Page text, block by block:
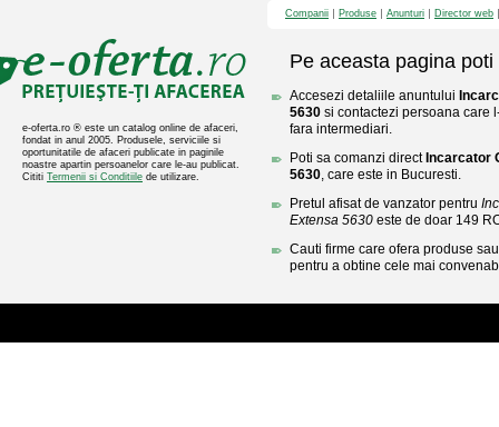
e-oferta.ro ® este un catalog online de afaceri,
fondat in anul 2005. Produsele, serviciile si
oportunitatile de afaceri publicate in paginile
noastre apartin persoanelor care le-au publicat.
Cititi Termenii si Conditiile de utilizare.
Companii Produse Anunturi Director web
Pe aceasta pagina poti
Accesezi detaliile anuntului
5630 si contactezi persoana care
fara intermediari.
Poti sa comanzi direct Incarcator
5630, care este in Bucuresti.
Pretul afisat de vanzator pentru
Extensa 5630 este de doar 149
Cauti firme care ofera produse
pentru a obtine cele mai